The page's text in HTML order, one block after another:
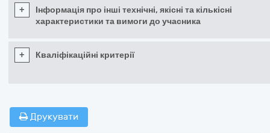
+
Інформація про інші технічні, якісні та кількісні
характеристики та вимоги до учасника
+ Кваліфікаційні критерії
Друкувати